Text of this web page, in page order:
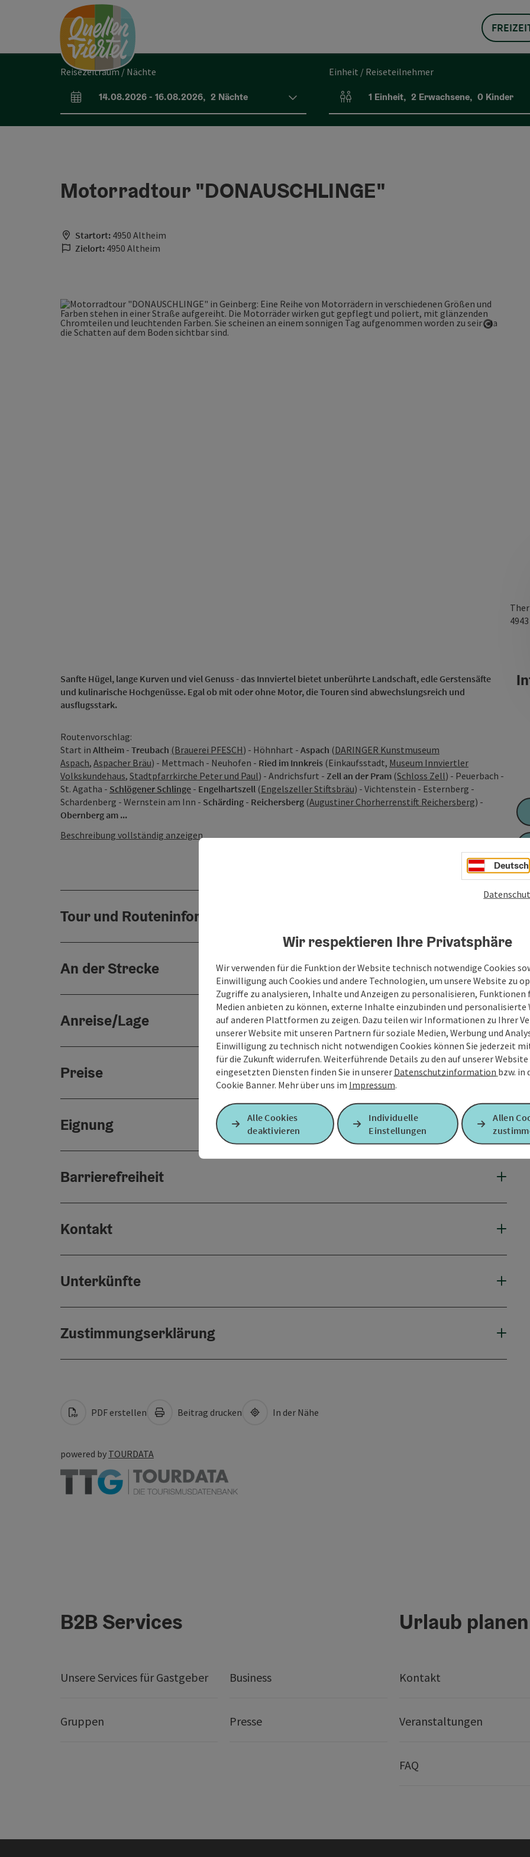
Zum InhaltAccesskey
[0]
Zur NavigationAccesskey
Zum Seitenanfang Accesskey
Reisezeitraum / Nächte
An- und Abreisefelder
14.08.2026- 16.08.2026, 2 Nächte
Einheit / Reiseteilnehmer
Einheitenanzahl und Personenfelder
1 Einheit, 2 Erwachsene, 0 Kinder
Motorradtour "DONAUSCHLINGE"
Startort: 4950 Altheim
Zielort: 4950 Altheim
4943
Sanfte Hügel, lange Kurven und viel Genuss - das Innviertel bietet unberührte Landschaft, edle Gerstensäfte
und kulinarische Hochgenüsse. Egal ob mit oder ohne Motor, die Touren sind abwechslungsreich und
ausflugsstark.
Routenvorschlag:
Start in Altheim - Treubach (Brauerei PFESCH) - Höhnhart - Aspach (DARINGER Kunstmuseum
Aspach, Aspacher Bräu) - Mettmach - Neuhofen - Ried im Innkreis (Einkaufsstadt, Museum Innviertler
Volkskundehaus, Stadtpfarrkirche Peter und Paul) - Andrichsfurt - Zell an der Pram (Schloss Zell) - Peuerbach -
St. Agatha - Schlögener Schlinge - Engelhartszell (Engelszeller Stiftsbräu) - Vichtenstein - Esternberg -
Schardenberg - Wernstein am Inn - Schärding - Reichersberg (Augustiner Chorherrenstift Reichersberg) -
Obernberg am ...
Beschreibung vollständig anzeigen
Tour und Routeninformationen
An der Strecke
Anreise/Lage
Preise
Eignung
Barrierefreiheit
Kontakt
Unterkünfte
Zustimmungserklärung
PDF erstellen Beitrag drucken In der Nähe
powered by TOURDATA
B2B Services
Unsere Services für Gastgeber Business
Gruppen Presse
Urlaub
Kontakt
Veranstaltungen
FAQ
Deutsch
Wir respektieren Ihre Privatsphäre
Wir verwenden für die Funktion der Website technisch notwendige Cookies
Einwilligung auch Cookies und andere Technologien, um unsere Website zu
Zugriffe zu analysieren, Inhalte und Anzeigen zu personalisieren, Funktionen
Medien anbieten zu können, externe Inhalte einzubinden und personalisierte
auf anderen Plattformen zu zeigen. Dazu teilen wir Informationen zu Ihrer
unserer Website mit unseren Partnern für soziale Medien, Werbung und
Einwilligung zu technisch nicht notwendigen Cookies können Sie jederzeit
für die Zukunft widerrufen. Weiterführende Details zu den auf unserer Website
eingesetzten Diensten finden Sie in unserer Datenschutzinformation bzw. in
Cookie Banner. Mehr über uns im Impressum.
Alle Cookies
deaktivieren
Individuelle
Einstellungen
Allen